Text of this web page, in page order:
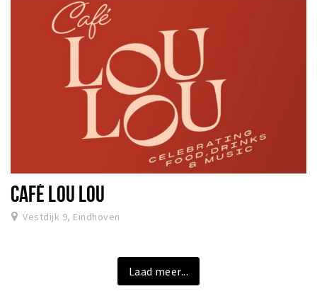
CAFÉ LOU LOU
Vestdijk 9, Eindhoven
Laad meer...